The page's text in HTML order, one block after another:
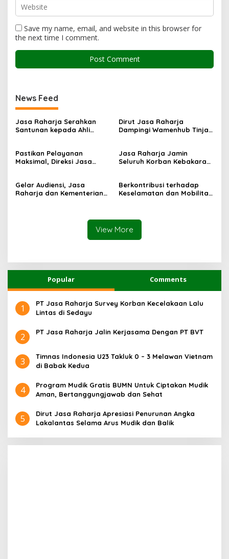
Save my name, email, and website in this browser for
the next time I comment.
News Feed
Jasa Raharja Serahkan
Santunan kepada Ahli
Dirut Jasa Raharja
Dampingi Wamenhub Tinjau
PHC Surabaya
Pastikan Pelayanan
Maksimal, Direksi Jasa
Sentosa II
Jasa Raharja Jamin
Seluruh Korban Kebakaran
Gelar Audiensi, Jasa
Raharja dan Kementerian
Berkontribusi terhadap
Keselamatan dan Mobilitas
Awards 2026
View More
Popular Comments
1
PT Jasa Raharja Survey Korban Kecelakaan Lalu
Lintas di Sedayu
2 PT Jasa Raharja Jalin Kerjasama Dengan PT BVT
3
Timnas Indonesia U23 Takluk 0 – 3 Melawan Vietnam
di Babak Kedua
4
Program Mudik Gratis BUMN Untuk Ciptakan Mudik
Aman, Bertanggungjawab dan Sehat
5
Dirut Jasa Raharja Apresiasi Penurunan Angka
Lakalantas Selama Arus Mudik dan Balik